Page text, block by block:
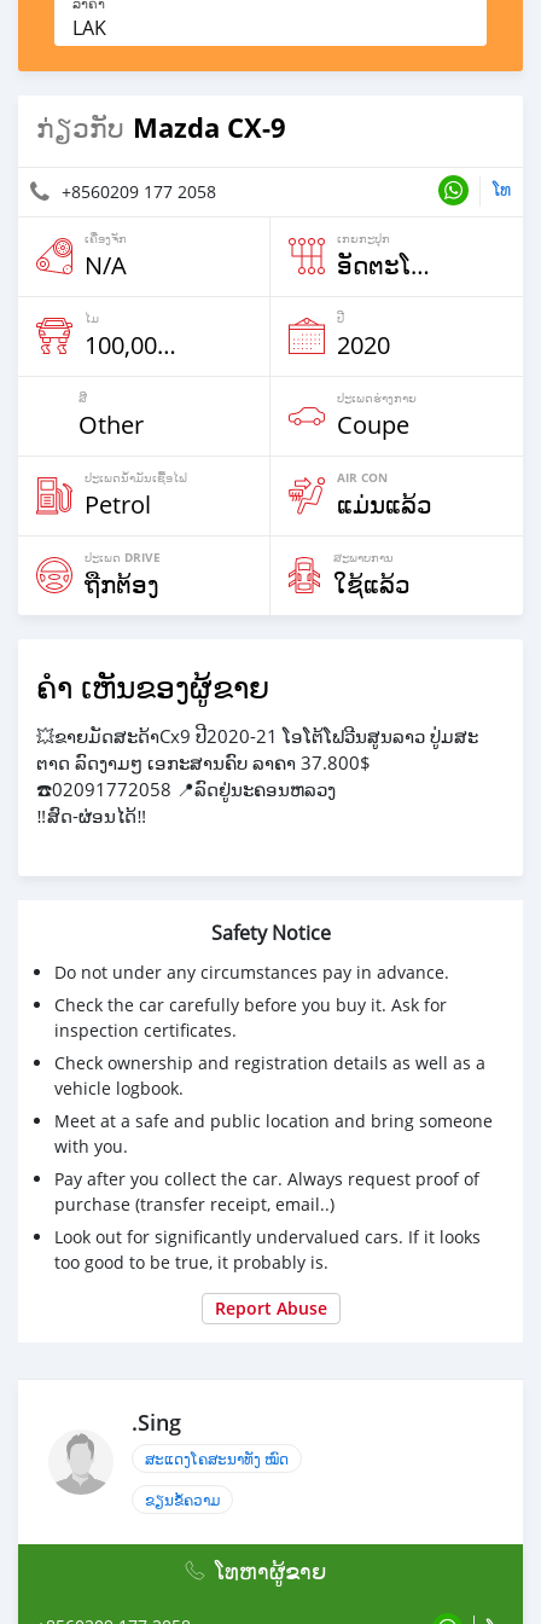
LAK
ກ່ຽວກັບ Mazda CX-9
+8560209 177 2058 ໂທ
ເຄື່ອງຈັກ
N/A
ເກຍກະປຸກ
ອັດຕະໂນມັດ
ໄມ
100,000 Km
ປີ
2020
ສີ
Other
ປະ​ເພດ​ຮ່າງ​ກາຍ
Coupe
ປະເພດນໍ້າມັນເຊື້ອໄຟ
Petrol
AIR CON
ແມ່ນແລ້ວ
ປະເພດ DRIVE
ຖືກຕ້ອງ
ສະພາບການ
ໃຊ້ແລ້ວ
ຄຳ ເຫັນຂອງຜູ້ຂາຍ
💥ຂາຍມັດສະດ້າCx9 ປີ2020-21 ໂອໂຕ້ໂຟວີນສູນລາວ ປູ່ມສະ
ຕາດ ລົດງາມໆ ເອກະສານຄົບ ລາຄາ 37.800$
☎️02091772058 📍ລົດຢູ່ນະຄອນຫລວງ
‼️ສົດ-ຜ່ອນໄດ້‼️
Safety Notice
Do not under any circumstances pay in advance.
Check the car carefully before you buy it. Ask for
inspection certificates.
Check ownership and registration details as well as a
vehicle logbook.
Meet at a safe and public location and bring someone
with you.
Pay after you collect the car. Always request proof of
purchase (transfer receipt, email..)
Look out for significantly undervalued cars. If it looks
too good to be true, it probably is.
Report Abuse
.Sing
ສະແດງໂຄສະນາທັງ ໝົດ
ຂຽນຂໍ້ຄວາມ
ໂທຫາຜູ້ຂາຍ